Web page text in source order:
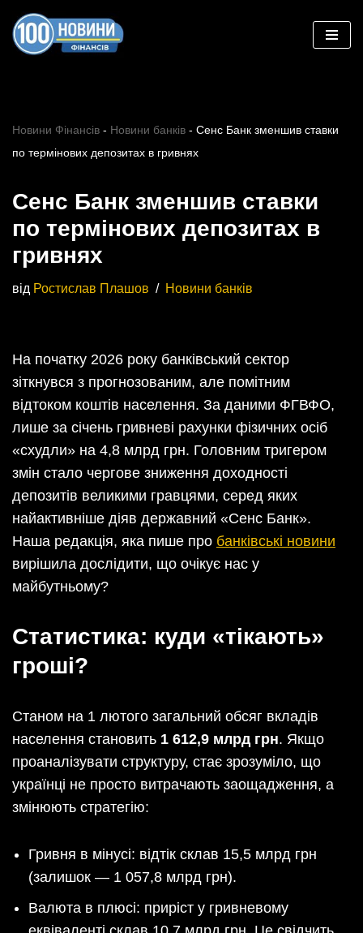
Перейти
Новини Фінансів - Новини банків - Сенс Банк зменшив ставки
по термінових депозитах в гривнях
Сенс Банк зменшив ставки
по термінових депозитах в
гривнях
від Ростислав Плашов Новини банків
На початку 2026 року банківський сектор
зіткнувся з прогнозованим, але помітним
відтоком коштів населення. За даними ФГВФО,
лише за січень гривневі рахунки фізичних осіб
«схудли» на 4,8 млрд грн. Головним тригером
змін стало чергове зниження доходності
депозитів великими гравцями, серед яких
найактивніше діяв державний «Сенс Банк».
Наша редакція, яка пише про банківські новини
вирішила дослідити, що очікує нас у
майбутньому?
Статистика: куди «тікають»
гроші?
Станом на 1 лютого загальний обсяг вкладів
населення становить 1 612,9 млрд грн. Якщо
проаналізувати структуру, стає зрозуміло, що
українці не просто витрачають заощадження, а
змінюють стратегію:
Гривня в мінусі: відтік склав 15,5 млрд грн
(залишок — 1 057,8 млрд грн).
Валюта в плюсі: приріст у гривневому